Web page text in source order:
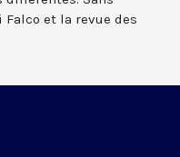
et la revue des